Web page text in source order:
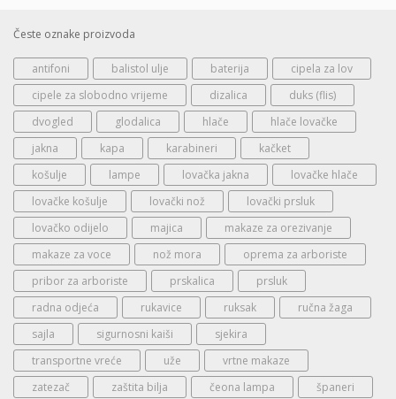
Česte oznake proizvoda
antifoni balistol ulje baterija
cipela za lov
cipele za slobodno vrijeme
dizalica
duks (flis)
dvogled
glodalica hlače
hlače lovačke
jakna
kapa karabineri
kačket
košulje
lampe lovačka jakna
lovačke hlače
lovačke košulje
lovački nož
lovački prsluk
lovačko odijelo
majica
makaze za orezivanje
makaze za voce
nož mora
oprema za arboriste
pribor za arboriste
prskalica
prsluk
radna odjeća
rukavice ruksak
ručna žaga
sajla
sigurnosni kaiši
sjekira
transportne vreće
uže
vrtne makaze
zatezač
zaštita bilja čeona lampa španeri